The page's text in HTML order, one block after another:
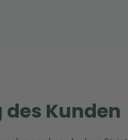
Kunden